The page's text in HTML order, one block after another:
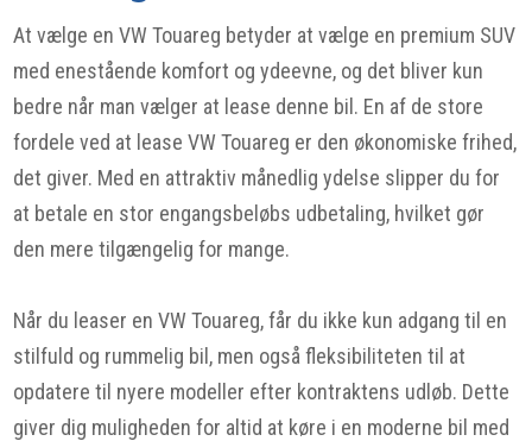
At vælge en VW Touareg betyder at vælge en premium SUV
med enestående komfort og ydeevne, og det bliver kun
bedre når man vælger at lease denne bil. En af de store
fordele ved at lease VW Touareg er den økonomiske frihed,
det giver. Med en attraktiv månedlig ydelse slipper du for
at betale en stor engangsbeløbs udbetaling, hvilket gør
den mere tilgængelig for mange.
Når du leaser en VW Touareg, får du ikke kun adgang til en
stilfuld og rummelig bil, men også fleksibiliteten til at
opdatere til nyere modeller efter kontraktens udløb. Dette
giver dig muligheden for altid at køre i en moderne bil med